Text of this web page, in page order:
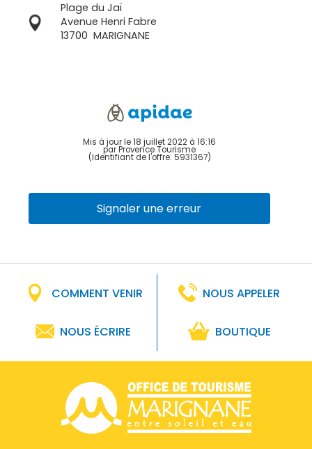
Plage du Jaï
Avenue Henri Fabre
13700 MARIGNANE
Mis à jour le 18 juillet 2022 à 16:16
par Provence Tourisme
(Identifiant de l'offre: 5931367)
Signaler une erreur
COMMENT VENIR NOUS APPELER
NOUS ÉCRIRE BOUTIQUE